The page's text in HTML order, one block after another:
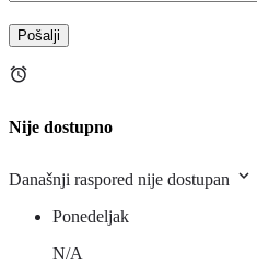
Nije dostupno
Današnji raspored nije dostupan
Ponedeljak
N/A